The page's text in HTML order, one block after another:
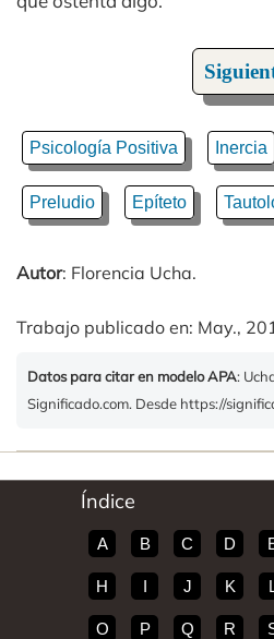
Psicología Positiva Inercia
Preludio Epíteto
Autor: Florencia Ucha.
Trabajo publicado en: May.,
Datos para citar en modelo APA:
Significado.com. Desde https://
Índice
A B C D
H I J K
O P Q R